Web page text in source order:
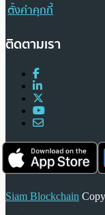
ตั้งค่าคุกกี้
ติดตามเรา
Siam Blockchain